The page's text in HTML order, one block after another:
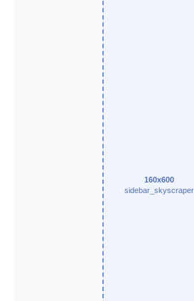
160x600
sidebar_skyscraper